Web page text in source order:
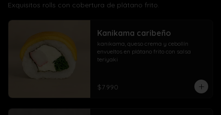
Exquisitos rolls con cobertura de plátano frito.
Kanikama caribeño
kanikama, queso crema y cebollín
envueltos en plátano frito con salsa
teriyaki
$7.990